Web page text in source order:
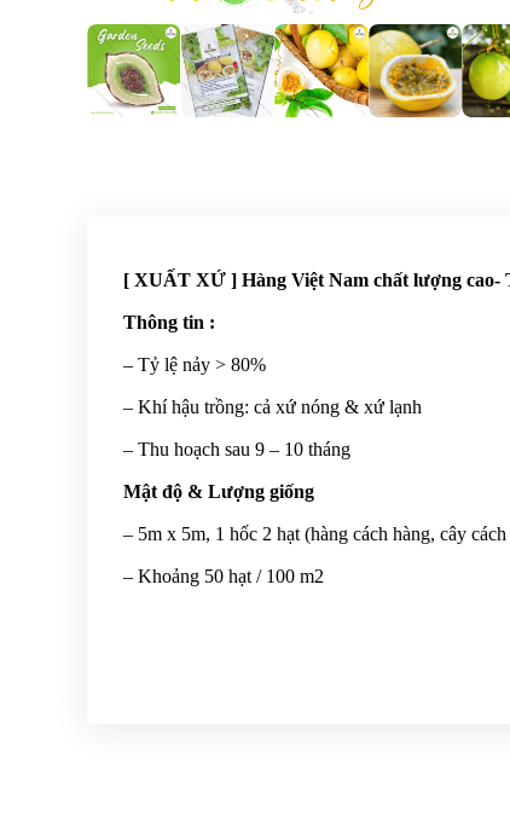
[ XUẤT XỨ ] Hàng Việt Nam chất lượng cao-
Thông tin :
– Tỷ lệ nảy > 80%
– Khí hậu trồng: cả xứ nóng & xứ lạnh
– Thu hoạch sau 9 – 10 tháng
Mật độ & Lượng giống
– 5m x 5m, 1 hốc 2 hạt (hàng cách hàng, cây
– Khoảng 50 hạt / 100 m2